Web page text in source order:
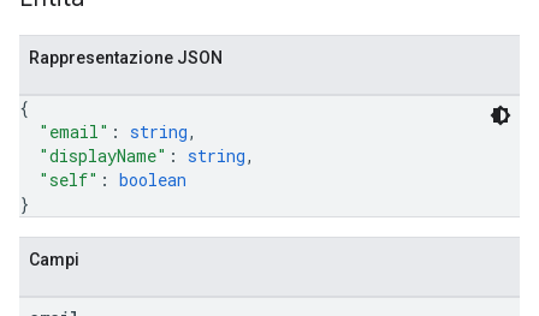
Rappresentazione JSON
{
"email" : string,
"displayName" : string,
"self" : boolean
}
Campi